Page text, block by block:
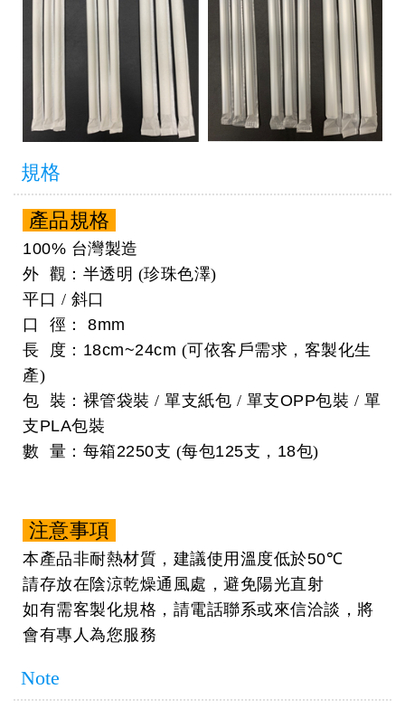
規格
產品規格
100% 台灣製造
外 觀：半透明 (珍珠色澤)
平口 / 斜口
口 徑： 8mm
長 度： 18cm~24cm (可依客戶需求，客製化生
產)
包 裝：裸管袋裝 / 單支紙包 / 單支OPP包裝 / 單
支PLA包裝
數 量：每箱2250支 (每包125支， 18包)
注意事項
本產品非耐熱材質，建議使用溫度低於50℃
請存放在陰涼乾燥通風處，避免陽光直射
如有需客製化規格，請電話聯系或來信洽談，將
會有專人為您服務
Note